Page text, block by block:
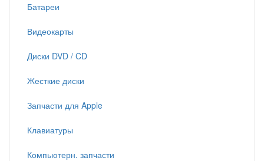
Батареи
Видеокарты
Диски DVD / CD
Жесткие диски
Запчасти для Apple
Клавиатуры
Компьютерн. запчасти